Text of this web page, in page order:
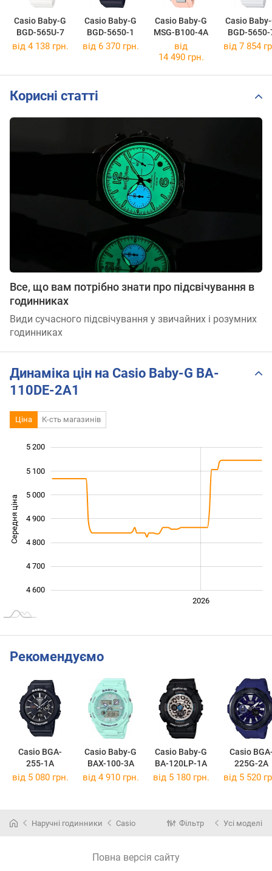
Casio Baby-G
BGD-565U-7
Casio Baby-G
BGD-5650-1
Casio Baby-G
MSG-B100-4A
Casio
BGD-5650-
від 4 138 грн. від 6 370 грн.
від
14 490 грн.
від 7 854
Корисні статті
Все, що вам потрібно знати про підсвічування в
годинниках
Види сучасного підсвічування у звичайних і розумних
годинниках
Динаміка цін на Casio Baby-G BA-
110DE-2A1
Ціна К-сть магазинів
Середня ціна 4 600
4 600
4 700
4 800
4 900
5 000
5 100
5 200
2026
Рекомендуємо
Casio BGA-
255-1A
Casio Baby-G
BAX-100-3A
Casio Baby-G
BA-120LP-1A
Casio
225G-2A
від 5 080 грн. від 4 910 грн. від 5 180 грн. від 5 520
Наручні годинники Casio Фільтр Усі моделі
Повна версія сайту